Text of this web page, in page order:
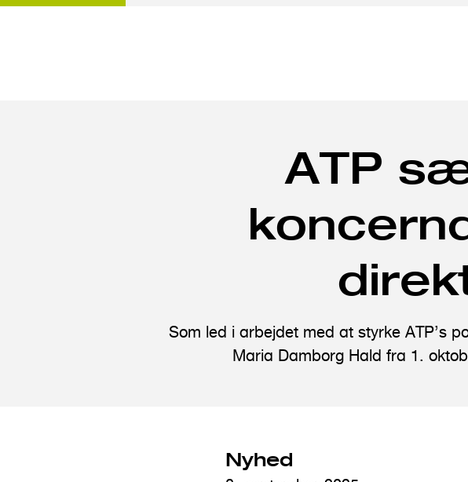
ATP
Som led i arbejdet med at styrke ATP’s
Maria Damborg Hald fra 1.
Nyhed